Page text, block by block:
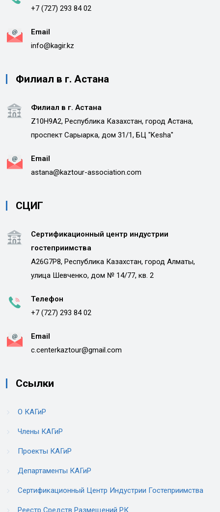
+7 (727) 293 84 02
Email
info@kagir.kz
Филиал в г. Астана
Филиал в г. Астана
Z10H9A2, Республика Казахстан, город Астана,
проспект Сарыарка, дом 31/1, БЦ "Kesha"
Email
astana@kaztour-association.com
СЦИГ
Сертификационный центр индустрии
гостеприимства
A26G7P8, Республика Казахстан, город Алматы,
улица Шевченко, дом № 14/77, кв. 2
Телефон
+7 (727) 293 84 02
Email
c.centerkaztour@gmail.com
Ссылки
О КАГиР
Члены КАГиР
Проекты КАГиР
Департаменты КАГиР
Сертификационный Центр Индустрии Гостеприимства
Реестр Средств Размещений РК